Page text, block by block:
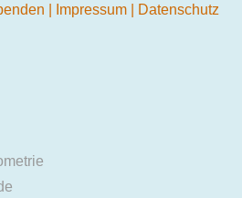
Impressum Datenschutz